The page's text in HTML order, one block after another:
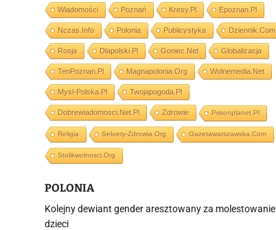
Wiadomości Poznań Kresy.pl Epoznan.pl
Nczas.info Polonia Publicystyka Dziennik.com
Rosja Dlapolski.pl Goniec.net Globalizacja
TenPoznan.pl Magnapolonia.org Wolnemedia.net
Mysl-Polska.pl Twojapogoda.pl
Dobrewiadomosci.net.pl Zdrowie Prisonplanet.pl
Religia Sekrety-Zdrowia.org Gazetawarszawska.com
Stolikwolnosci.org
POLONIA
Kolejny dewiant gender aresztowany za molestowanie
dzieci